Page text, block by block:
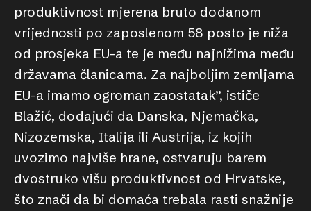
produktivnost mjerena bruto dodanom
vrijednosti po zaposlenom 58 posto je niža
od prosjeka EU-a te je među najnižima među
državama članicama. Za najboljim zemljama
EU-a imamo ogroman zaostatak”, ističe
Blažić, dodajući da Danska, Njemačka,
Nizozemska, Italija ili Austrija, iz kojih
uvozimo najviše hrane, ostvaruju barem
dvostruko višu produktivnost od Hrvatske,
što znači da bi domaća trebala rasti snažnije